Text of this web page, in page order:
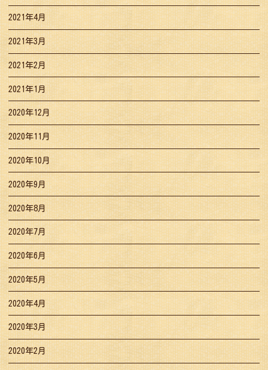
2021年4月
2021年3月
2021年2月
2021年1月
2020年12月
2020年11月
2020年10月
2020年9月
2020年8月
2020年7月
2020年6月
2020年5月
2020年4月
2020年3月
2020年2月